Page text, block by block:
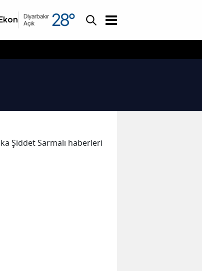
Ekonomi Asayiş
Diyarbakır
Açık
28°
Şiddet Sarmalı haberleri